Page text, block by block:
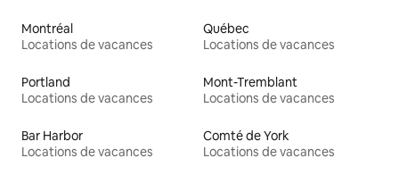
Montréal
Locations de vacances
Québec
Locations de vacances
Portland
Locations de vacances
Mont-Tremblant
Locations de vacances
Bar Harbor
Locations de vacances
Comté de York
Locations de vacances